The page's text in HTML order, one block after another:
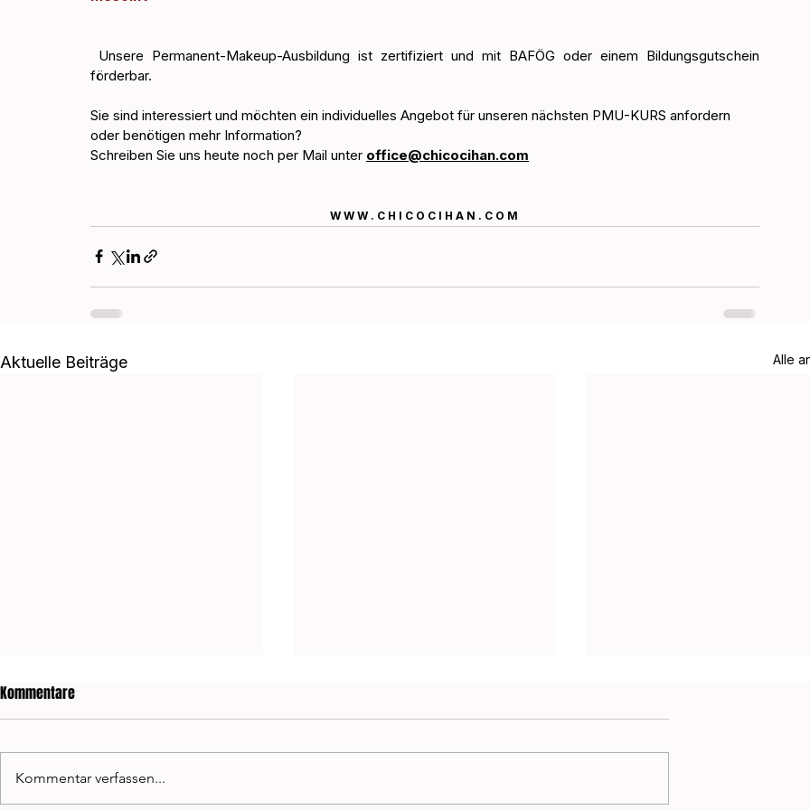
förderbar.
Sie sind interessiert und möchten ein individuelles Angebot für unseren nächsten PMU-KURS anfordern
oder benötigen mehr Information?
Schreiben Sie uns heute noch per Mail unter office@chicocihan.com
W W W . C H I C O C I H A N . C O M
Aktuelle Beiträge Alle
Kommentare
Kommentar verfassen...